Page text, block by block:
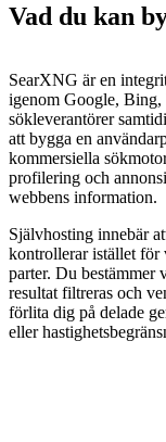
Vad du kan
SearXNG är en
igenom Google, Bing,
sökleverantörer
att bygga en
kommersiella
profilering och
webbens information.
Självhosting innebär
kontrollerar istället för
parter. Du bestämmer
resultat filtreras och
förlita dig på delade
eller